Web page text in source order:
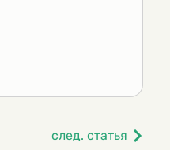
след. статья